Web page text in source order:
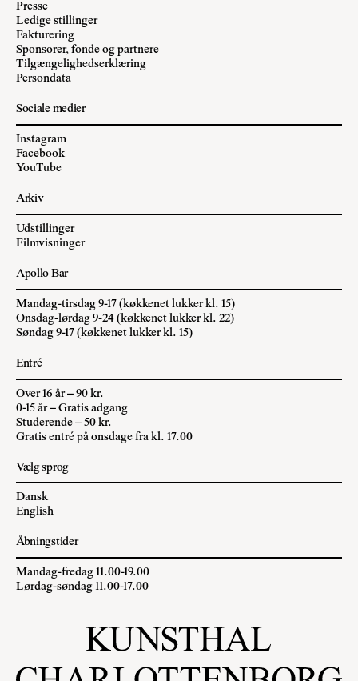
Presse
Ledige stillinger
Fakturering
Sponsorer, fonde og partnere
Tilgængelighedserklæring
Persondata
Sociale medier
Instagram
Facebook
YouTube
Arkiv
Udstillinger
Filmvisninger
Apollo Bar
Mandag-tirsdag 9-17 (køkkenet lukker kl. 15)
Onsdag-lørdag 9-24 (køkkenet lukker kl. 22)
Søndag 9-17 (køkkenet lukker kl. 15)
Entré
Over 16 år – 90 kr.
0-15 år – Gratis adgang
Studerende – 50 kr.
Gratis entré på onsdage fra kl. 17.00
Vælg sprog
Dansk
English
Åbningstider
Mandag-fredag 11.00-19.00
Lørdag-søndag 11.00-17.00